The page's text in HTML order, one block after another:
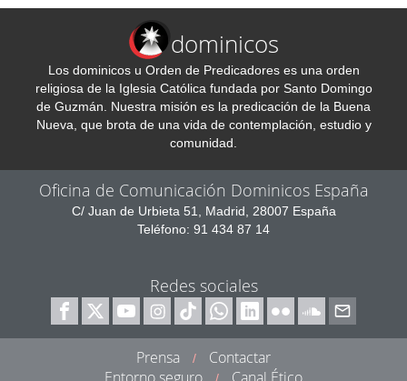
dominicos
Los dominicos u Orden de Predicadores es una orden
religiosa de la Iglesia Católica fundada por Santo Domingo
de Guzmán. Nuestra misión es la predicación de la Buena
Nueva, que brota de una vida de contemplación, estudio y
comunidad.
Oficina de Comunicación Dominicos España
C/ Juan de Urbieta 51, Madrid, 28007 España
Teléfono: 91 434 87 14
Redes sociales
Prensa /
Contactar